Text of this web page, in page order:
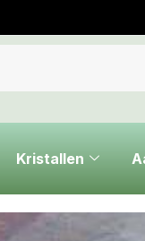
Kristallen